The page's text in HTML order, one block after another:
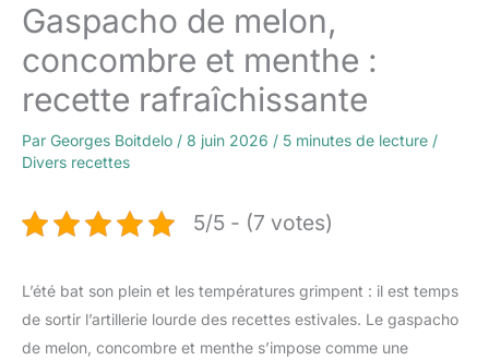
Gaspacho de melon,
concombre et menthe :
recette rafraîchissante
Par Georges Boitdelo / 8 juin 2026 / 5 minutes de lecture /
Divers recettes
5/5 - (7 votes)
L’été bat son plein et les températures grimpent : il est temps
de sortir l’artillerie lourde des recettes estivales. Le gaspacho
de melon, concombre et menthe s’impose comme une